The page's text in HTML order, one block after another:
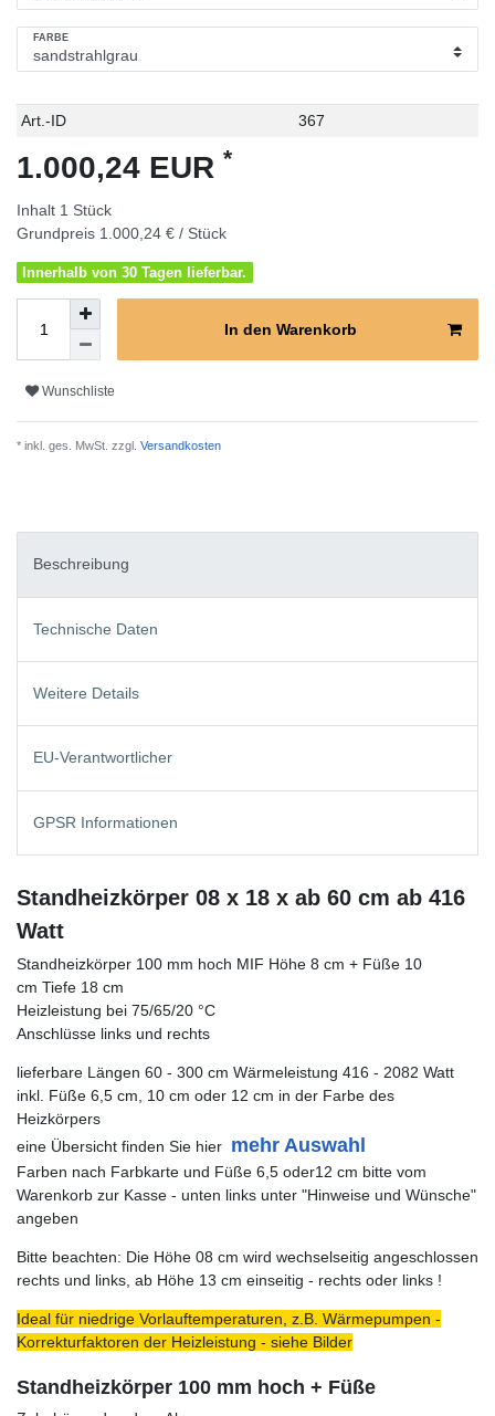
FARBE
Technisches
Wert
Art.-ID 367
1.000,24 EUR *
Inhalt 1 Stück
Grundpreis 1.000,24 € / Stück
Innerhalb von 30 Tagen lieferbar.
In den Warenkorb
Wunschliste
* inkl. ges. MwSt. zzgl. Versandkosten
Beschreibung
Technische Daten
Weitere Details
EU-Verantwortlicher
GPSR Informationen
Standheizkörper 08 x 18 x ab 60 cm ab 416
Watt
Standheizkörper 100 mm hoch MIF Höhe 8 cm + Füße 10
cm Tiefe 18 cm
Heizleistung bei 75/65/20 °C
Anschlüsse links und rechts
lieferbare Längen 60 - 300 cm Wärmeleistung 416 - 2082 Watt
inkl. Füße 6,5 cm, 10 cm oder 12 cm in der Farbe des
Heizkörpers
eine Übersicht finden Sie hier mehr Auswahl
Farben nach Farbkarte und Füße 6,5 oder12 cm bitte vom
Warenkorb zur Kasse - unten links unter "Hinweise und Wünsche"
angeben
Bitte beachten: Die Höhe 08 cm wird wechselseitig angeschlossen
rechts und links, ab Höhe 13 cm einseitig - rechts oder links !
Ideal für niedrige Vorlauftemperaturen, z.B. Wärmepumpen -
Korrekturfaktoren der Heizleistung - siehe Bilder
Standheizkörper 100 mm hoch + Füße